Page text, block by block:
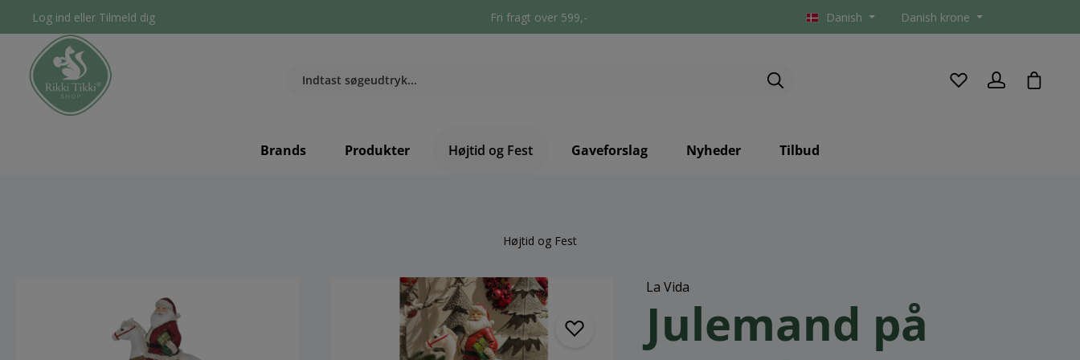
Log ind eller Tilmeld dig Fri fragt over 599,- Danish Danish krone
Brands Produkter Højtid og Fest Gaveforslag Nyheder Tilbud
Højtid og Fest
La Vida
Julemand på